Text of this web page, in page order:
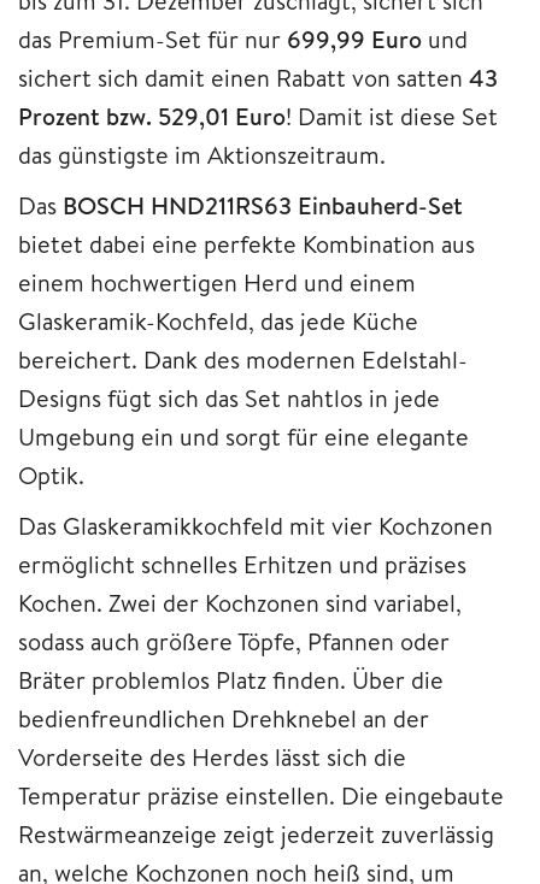
das Premium-Set für nur 699,99 Euro und
sichert sich damit einen Rabatt von satten 43
Prozent bzw. 529,01 Euro! Damit ist diese Set
das günstigste im Aktionszeitraum.
Das BOSCH HND211RS63 Einbauherd-Set
bietet dabei eine perfekte Kombination aus
einem hochwertigen Herd und einem
Glaskeramik-Kochfeld, das jede Küche
bereichert. Dank des modernen Edelstahl-
Designs fügt sich das Set nahtlos in jede
Umgebung ein und sorgt für eine elegante
Optik.
Das Glaskeramikkochfeld mit vier Kochzonen
ermöglicht schnelles Erhitzen und präzises
Kochen. Zwei der Kochzonen sind variabel,
sodass auch größere Töpfe, Pfannen oder
Bräter problemlos Platz finden. Über die
bedienfreundlichen Drehknebel an der
Vorderseite des Herdes lässt sich die
Temperatur präzise einstellen. Die eingebaute
Restwärmeanzeige zeigt jederzeit zuverlässig
an, welche Kochzonen noch heiß sind, um